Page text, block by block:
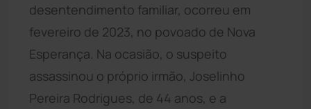
desentendimento familiar, ocorreu em
fevereiro de 2023, no povoado de Nova
Esperança. Na ocasião, o suspeito
assassinou o próprio irmão, Joselinho
Pereira Rodrigues, de 44 anos, e a